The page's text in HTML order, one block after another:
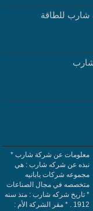
شارب للطاقة
معلومات عن شركة شارب *
نبذه عن شركه شارب : هي
مجموعه شركات يابانيه
متخصصه في مجال الصناعات
* تاريخ شركه شارب : منذ سنه
1912 . * مقر الشركة الأم :